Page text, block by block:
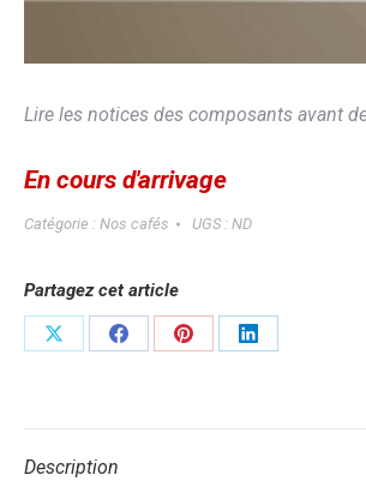
Lire les notices des composants avant
En cours d'arrivage
Catégorie : Nos cafés UGS : ND
Partagez cet article
PartagerPartagerPartagerPartager
Description